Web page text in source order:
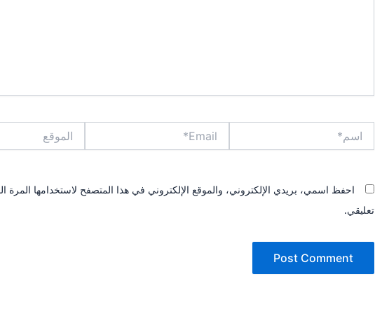
احفظ اسمي، بريدي الإلكتروني، والموقع الإلكتروني في هذا المتصفح لاستخدامها المرة
تعليقي.